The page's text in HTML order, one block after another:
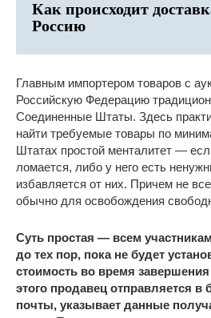
Как происходит
Россию
Главным импортером товаров с
Российскую Федерацию
Соединенные Штаты. Здесь
найти требуемые товары по
Штатах простой менталитет —
ломается, либо у него есть
избавляется от них. Причем не
обычно для освобождения
Суть простая — всем
до тех пор, пока не будет
стоимость во время
этого продавец отправляется
почты, указывает данные